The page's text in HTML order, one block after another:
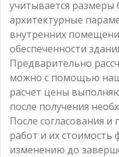
учитывается размеры
архитектурные
внутренних
обеспеченности
Предварительно
можно с помощью
расчет цены
после получения
После согласования
работ и их стоимость
изменению до